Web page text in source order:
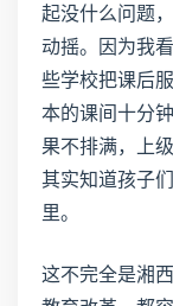
起没什么问题
动摇。因为我
些学校把课后
本的课间十分
果不排满，上
其实知道孩子
里。
这不完全是湘